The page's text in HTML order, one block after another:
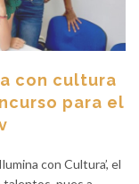
con cultura
para el
con Cultura’, el